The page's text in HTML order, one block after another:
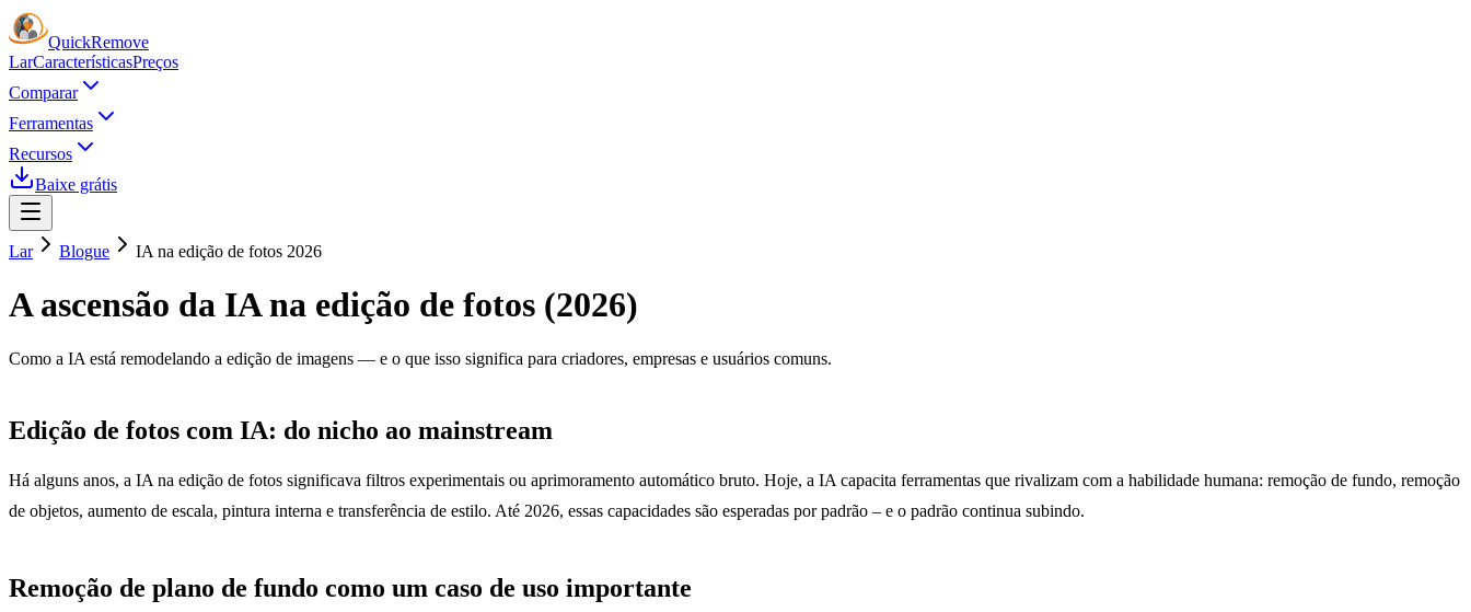
QuickRemove
LarCaracterísticasPreços
Comparar
Ferramentas
Recursos
Baixe grátis
Lar Blogue IA na edição de fotos 2026
A ascensão da IA ​​na edição de fotos (2026)
Como a IA está remodelando a edição de imagens — e o que isso significa para criadores, empresas e usuários comuns.
Edição de fotos com IA: do nicho ao mainstream
Há alguns anos, a IA na edição de fotos significava filtros experimentais ou aprimoramento automático bruto. Hoje, a IA capacita ferramentas que rivalizam com a habilidade humana: remoção de fundo, remoção
de objetos, aumento de escala, pintura interna e transferência de estilo. Até 2026, essas capacidades são esperadas por padrão – e o padrão continua subindo.
Remoção de plano de fundo como um caso de uso importante